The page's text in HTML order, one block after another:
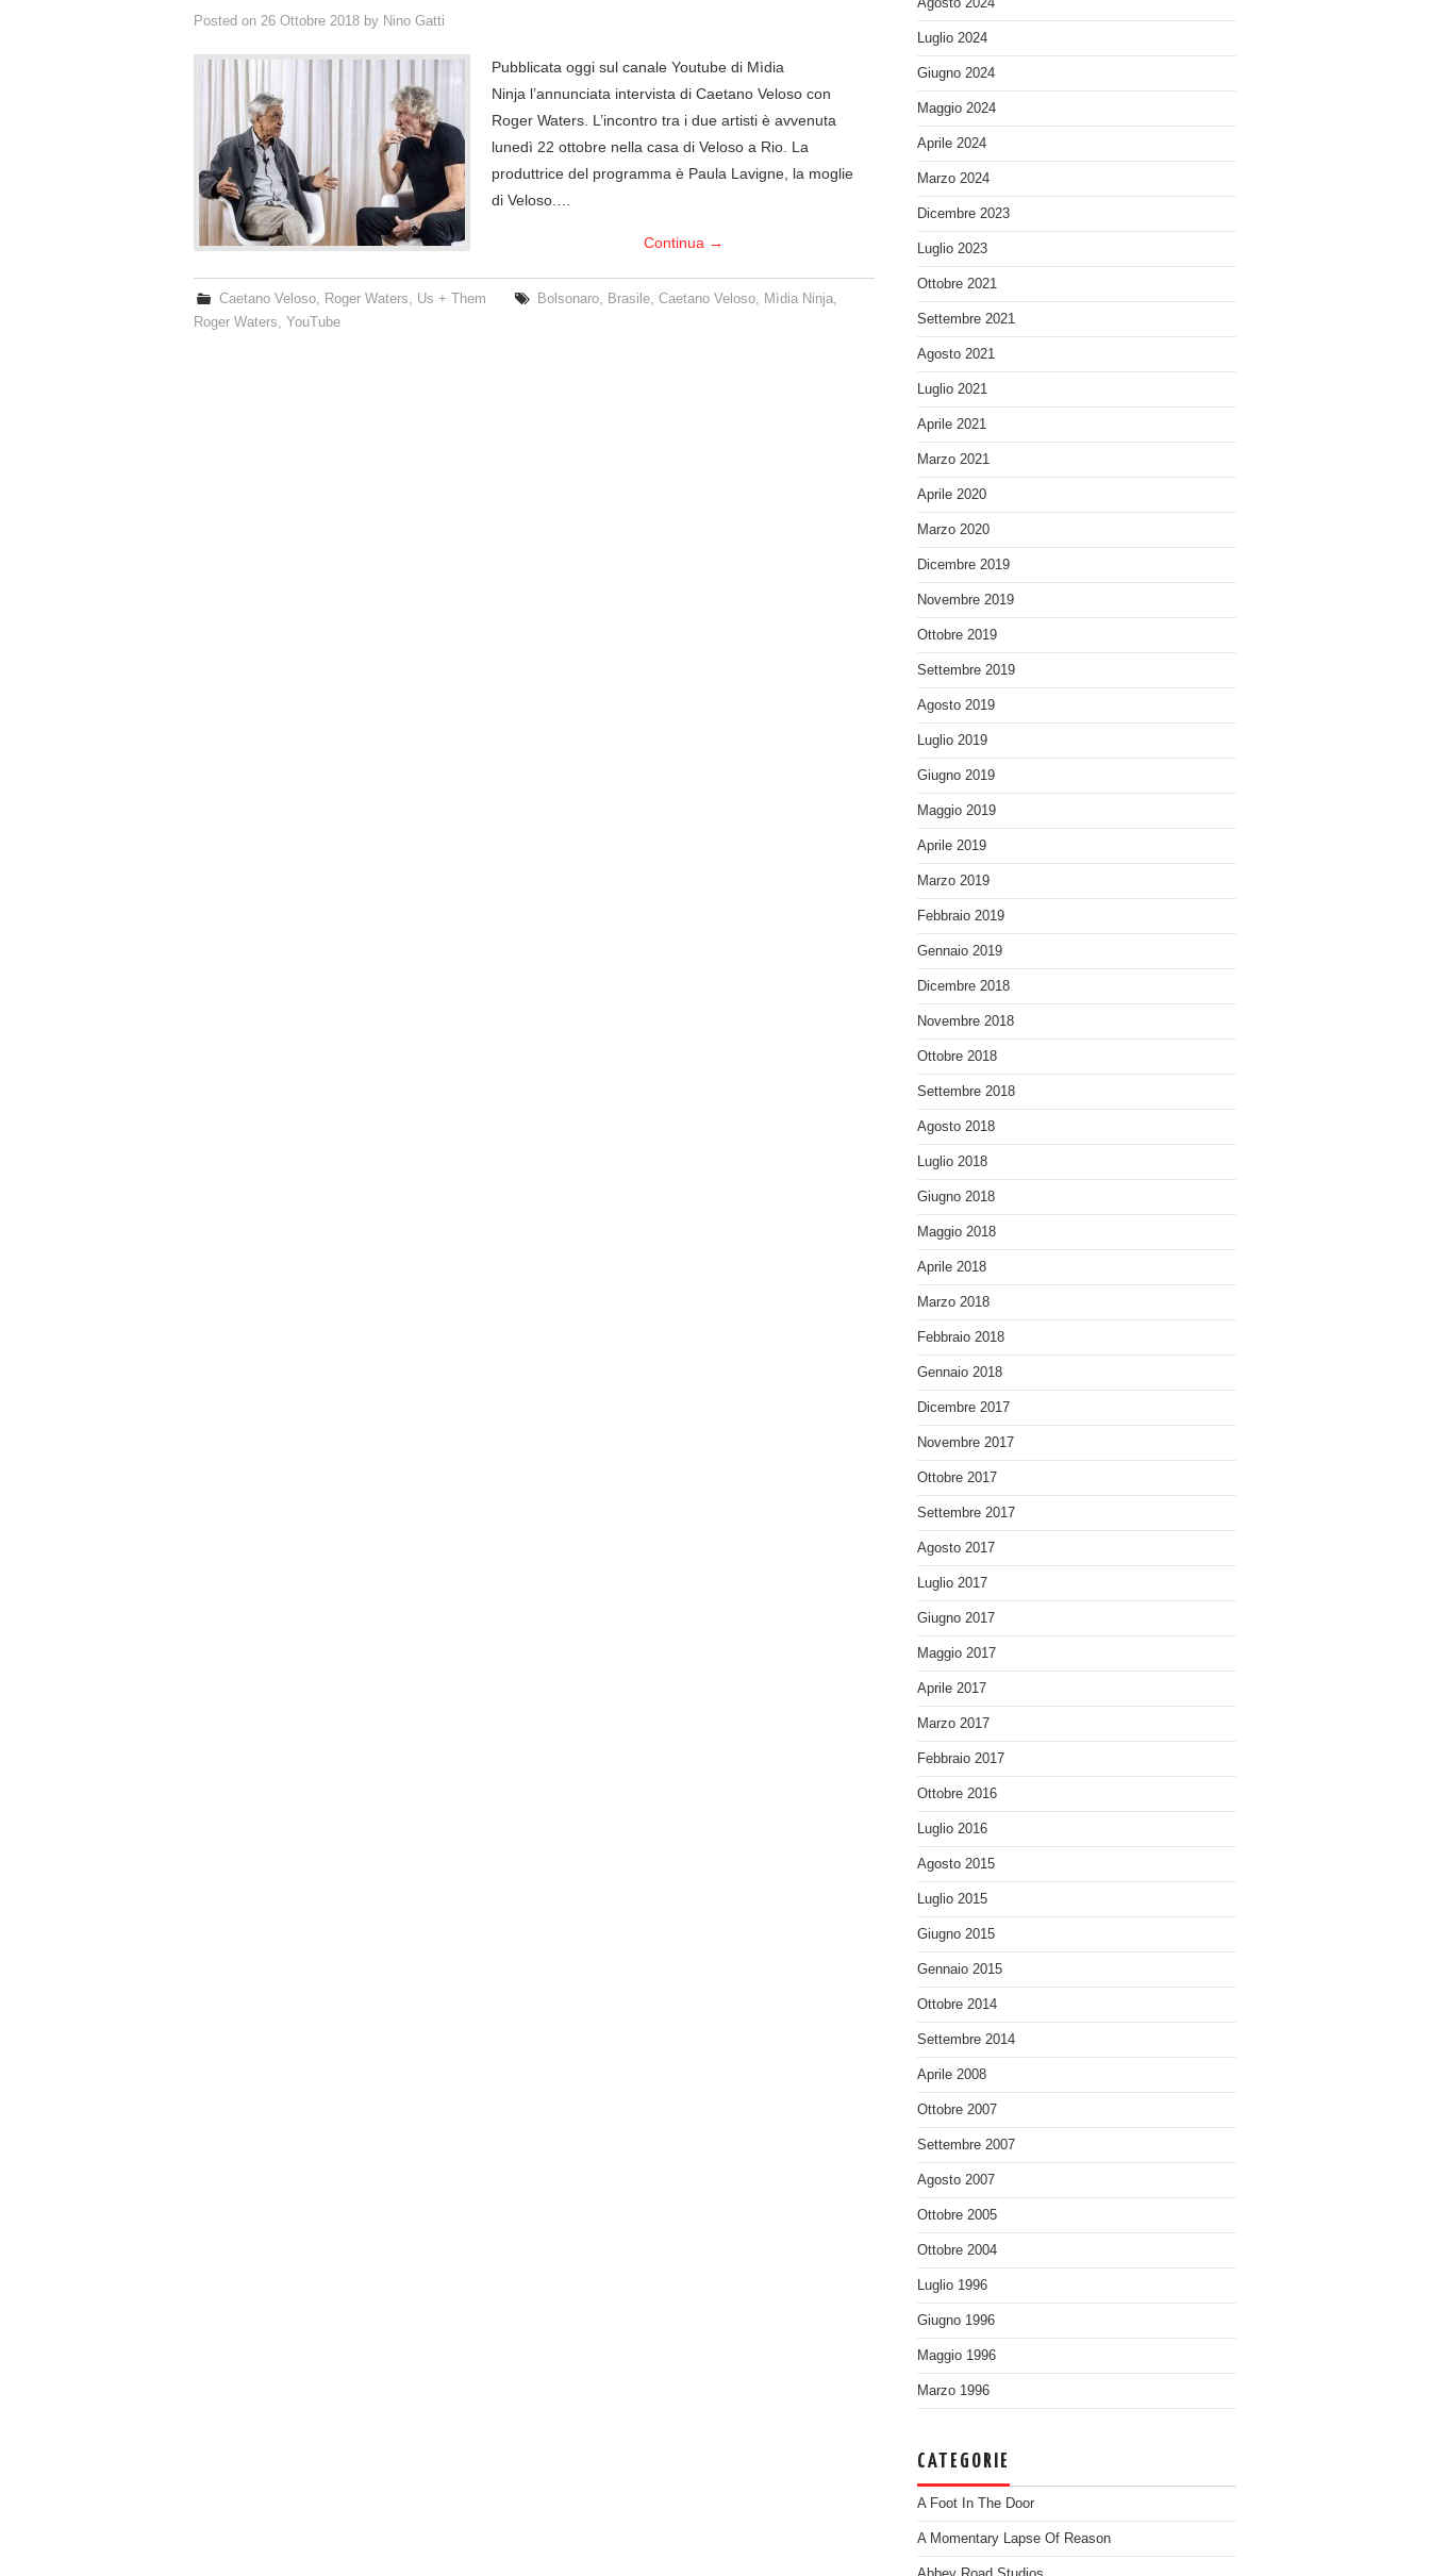
Posted on 26 Ottobre 2018 by Nino Gatti
Pubblicata oggi sul canale Youtube di Mìdia
Ninja l’annunciata intervista di Caetano Veloso con
Roger Waters. L’incontro tra i due artisti è avvenuta
lunedì 22 ottobre nella casa di Veloso a Rio. La
produttrice del programma è Paula Lavigne, la moglie
di Veloso.…
Continua →
Caetano Veloso Roger Waters Us + Them Bolsonaro Brasile ,Caetano Veloso Mìdia Ninja
Roger Waters
YouTube
Luglio 2024
Giugno 2024
Maggio 2024
Aprile 2024
Marzo 2024
Dicembre 2023
Luglio 2023
Ottobre 2021
Settembre 2021
Agosto 2021
Luglio 2021
Aprile 2021
Marzo 2021
Aprile 2020
Marzo 2020
Dicembre 2019
Novembre 2019
Ottobre 2019
Settembre 2019
Agosto 2019
Luglio 2019
Giugno 2019
Maggio 2019
Aprile 2019
Marzo 2019
Febbraio 2019
Gennaio 2019
Dicembre 2018
Novembre 2018
Ottobre 2018
Settembre 2018
Agosto 2018
Luglio 2018
Giugno 2018
Maggio 2018
Aprile 2018
Marzo 2018
Febbraio 2018
Gennaio 2018
Dicembre 2017
Novembre 2017
Ottobre 2017
Settembre 2017
Agosto 2017
Luglio 2017
Giugno 2017
Maggio 2017
Aprile 2017
Marzo 2017
Febbraio 2017
Ottobre 2016
Luglio 2016
Agosto 2015
Luglio 2015
Giugno 2015
Gennaio 2015
Ottobre 2014
Settembre 2014
Aprile 2008
Ottobre 2007
Settembre 2007
Agosto 2007
Ottobre 2005
Ottobre 2004
Luglio 1996
Giugno 1996
Maggio 1996
Marzo 1996
CATEGORIE
A Foot In The Door
A Momentary Lapse Of Reason